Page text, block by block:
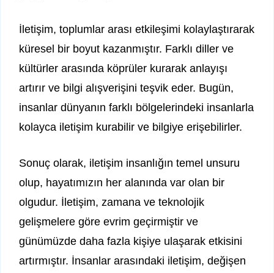
İletişim, toplumlar arası etkileşimi kolaylaştırarak
küresel bir boyut kazanmıştır. Farklı diller ve
kültürler arasında köprüler kurarak anlayışı
artırır ve bilgi alışverişini teşvik eder. Bugün,
insanlar dünyanın farklı bölgelerindeki insanlarla
kolayca iletişim kurabilir ve bilgiye erişebilirler.
Sonuç olarak, iletişim insanlığın temel unsuru
olup, hayatımızın her alanında var olan bir
olgudur. İletişim, zamana ve teknolojik
gelişmelere göre evrim geçirmiştir ve
günümüzde daha fazla kişiye ulaşarak etkisini
artırmıştır. İnsanlar arasındaki iletişim, değişen